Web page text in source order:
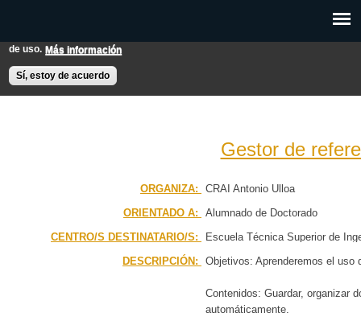
Esta web utiliza cookies para mejorar su experiencia de usuario.
de uso. Más información
Sí, estoy de acuerdo
principal
EXPON@us.es
PÁGINA PRINCIPAL
BÚSQUEDA AVANZADA
Gestor de
ORGANIZA:
CRAI Antonio Ulloa
ORIENTADO A:
Alumnado de Doctorado
CENTRO/S DESTINATARIO/S:
Escuela Técnica Superior de
DESCRIPCIÓN: Objetivos: Aprenderemos el uso
Contenidos: Guardar, organizar
automáticamente.